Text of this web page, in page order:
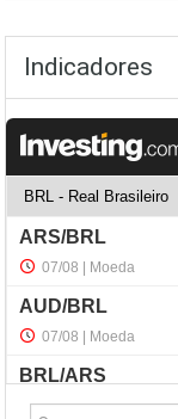
Indicadores
NewsLetter